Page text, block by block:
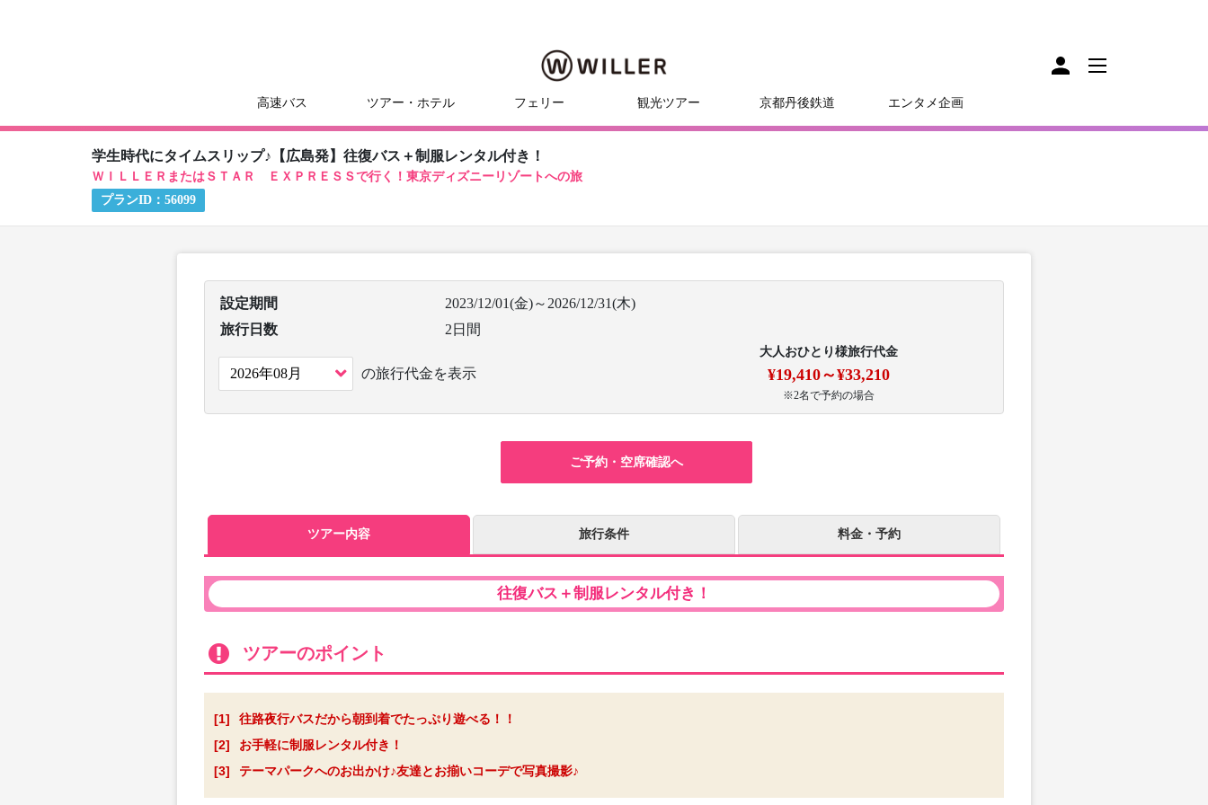
高速バス ツアー・ホテル フェリー 観光ツアー 京都丹後鉄道 エンタメ企画
学生時代にタイムスリップ♪【広島発】往復バス＋制服レンタル付き！
ＷＩＬＬＥＲまたはＳＴＡＲ ＥＸＰＲＥＳＳで行く！東京ディズニーリゾートへの旅
プランID： 56099
設定期間
2023/12/01(金)～2026/12/31(木)
旅行日数
2日間
の旅行代金を表示
大人おひとり様旅行代金
¥19,410～¥33,210
※2名で予約の場合
ご予約・空席確認へ
ツアー内容 旅行条件 料金・予約
往復バス＋制服レンタル付き！
ツアーのポイント
[1]
往路夜行バスだから朝到着でたっぷり遊べる！！
[2]
お手軽に制服レンタル付き！
[3]
テーマパークへのお出かけ♪友達とお揃いコーデで写真撮影♪